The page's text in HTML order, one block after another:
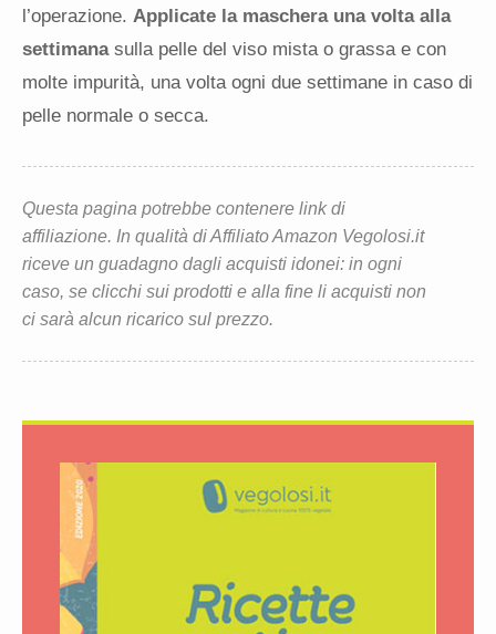
l’operazione. Applicate la maschera una volta alla
settimanasulla pelle del viso mista o grassa e con
molte impurità, una volta ogni due settimane in caso di
pelle normale o secca.
Questa pagina potrebbe contenere link di
affiliazione. In qualità di Affiliato Amazon Vegolosi.it
riceve un guadagno dagli acquisti idonei: in ogni
caso, se clicchi sui prodotti e alla fine li acquisti non
ci sarà alcun ricarico sul prezzo.